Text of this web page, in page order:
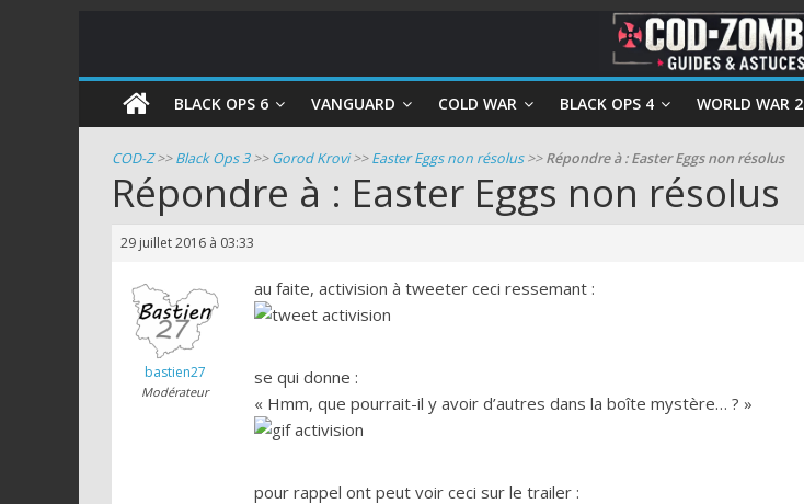
COD
Zombie
Guides
astuces
pour
mode
zombie
BLACK OPS 6 VANGUARD COLD WAR BLACK OPS 4 WORLD WAR 2
COD-Z>>Black Ops 3>>Gorod Krovi>>Easter Eggs non résolus>>Répondre à : Easter Eggs non résolus
Répondre à : Easter Eggs non résolus
29 juillet 2016 à 03:33
bastien27
Modérateur
au faite, activision à tweeter ceci ressemant :
se qui donne :
« Hmm, que pourrait-il y avoir d’autres dans la boîte mystère… ? »
pour rappel ont peut voir ceci sur le trailer :